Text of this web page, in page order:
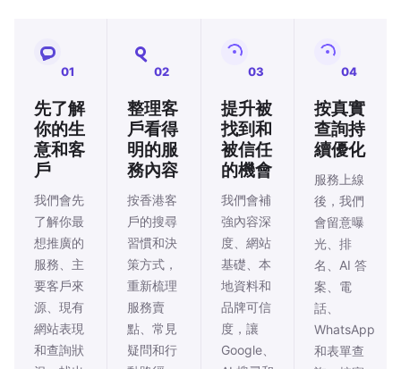
01
先了解
你的生
意和客
戶
我們會先
了解你最
想推廣的
服務、主
要客戶來
源、現有
網站表現
和查詢狀
02
整理客
戶看得
明的服
務內容
按香港客
戶的搜尋
習慣和決
策方式，
重新梳理
服務賣
點、常見
疑問和行
03
提升被
找到和
被信任
的機會
我們會補
強內容深
度、網站
基礎、本
地資料和
品牌可信
度，讓
Google、
04
按真實
查詢持
續優化
服務上線
後，我們
會留意曝
光、排
名、AI 答
案、電
話、
WhatsApp
和表單查